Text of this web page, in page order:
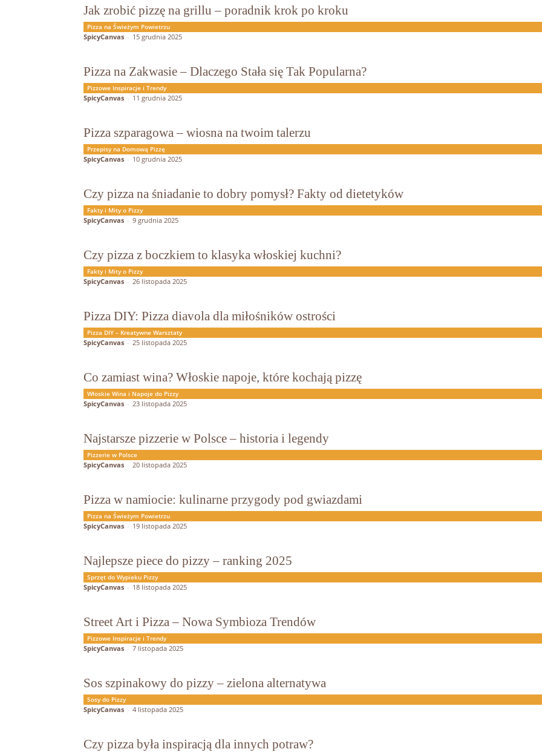
Jak zrobić pizzę na grillu – poradnik krok po kroku
Pizza na Świeżym Powietrzu
SpicyCanvas - 15 grudnia 2025
Pizza na Zakwasie – Dlaczego Stała się Tak Popularna?
Pizzowe Inspiracje i Trendy
SpicyCanvas - 11 grudnia 2025
Pizza szparagowa – wiosna na twoim talerzu
Przepisy na Domową Pizzę
SpicyCanvas - 10 grudnia 2025
Czy pizza na śniadanie to dobry pomysł? Fakty od dietetyków
Fakty i Mity o Pizzy
SpicyCanvas - 9 grudnia 2025
Czy pizza z boczkiem to klasyka włoskiej kuchni?
Fakty i Mity o Pizzy
SpicyCanvas - 26 listopada 2025
Pizza DIY: Pizza diavola dla miłośników ostrości
Pizza DIY – Kreatywne Warsztaty
SpicyCanvas - 25 listopada 2025
Co zamiast wina? Włoskie napoje, które kochają pizzę
Włoskie Wina i Napoje do Pizzy
SpicyCanvas - 23 listopada 2025
Najstarsze pizzerie w Polsce – historia i legendy
Pizzerie w Polsce
SpicyCanvas - 20 listopada 2025
Pizza w namiocie: kulinarne przygody pod gwiazdami
Pizza na Świeżym Powietrzu
SpicyCanvas - 19 listopada 2025
Najlepsze piece do pizzy – ranking 2025
Sprzęt do Wypieku Pizzy
SpicyCanvas - 18 listopada 2025
Street Art i Pizza – Nowa Symbioza Trendów
Pizzowe Inspiracje i Trendy
SpicyCanvas - 7 listopada 2025
Sos szpinakowy do pizzy – zielona alternatywa
Sosy do Pizzy
SpicyCanvas - 4 listopada 2025
Czy pizza była inspiracją dla innych potraw?